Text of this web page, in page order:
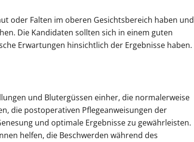
oder Falten im oberen Gesichtsbereich haben und
Die Kandidaten sollten sich in einem guten
Erwartungen hinsichtlich der Ergebnisse haben.
und Blutergüssen einher, die normalerweise
die postoperativen Pflegeanweisungen der
und optimale Ergebnisse zu gewährleisten.
helfen, die Beschwerden während des